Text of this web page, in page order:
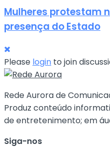
Mulheres protestam
presença do Estado
Please login to join
Rede Aurora de
Produz conteúdo
de entretenimento; em
Siga-nos